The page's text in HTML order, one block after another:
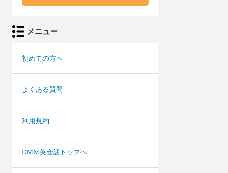
メニュー
初めての方へ
よくある質問
利用規約
DMM英会話トップへ